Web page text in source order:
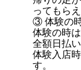
ってもらえ
③ 体験の
体験の時
全額日払い
体験入店
す。